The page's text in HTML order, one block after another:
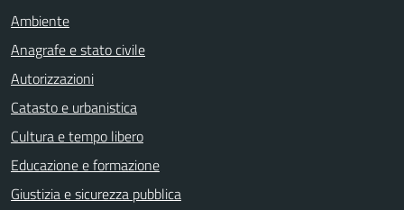
Ambiente
Anagrafe e stato civile
Autorizzazioni
Catasto e urbanistica
Cultura e tempo libero
Educazione e formazione
Giustizia e sicurezza pubblica